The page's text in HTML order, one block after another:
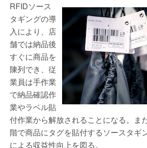
RFIDソース
タギングの導
入により、店
舗では納品後
すぐに商品を
陳列でき、従
業員は手作業
で納品確認作
業やラベル貼
付作業から解放されることになる。ま
階で商品にタグを貼付するソースタギ
による収益性向上を図る。